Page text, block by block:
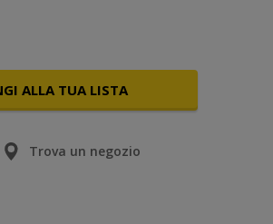
ALLA TUA LISTA
Trova un negozio